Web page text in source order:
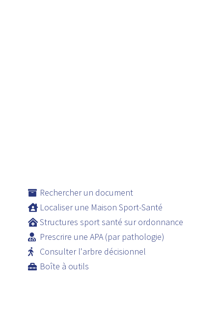
Rechercher un document
Localiser une Maison Sport-Santé
Structures sport santé sur ordonnance
Prescrire une APA (par pathologie)
Consulter l'arbre décisionnel
Boîte à outils